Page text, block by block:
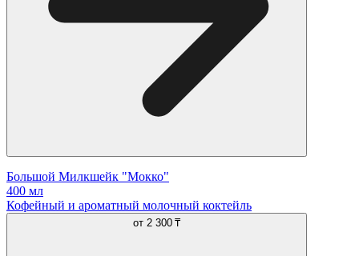
Большой Милкшейк "Мокко"
400 мл
Кофейный и ароматный молочный коктейль
от 2 300 ₸